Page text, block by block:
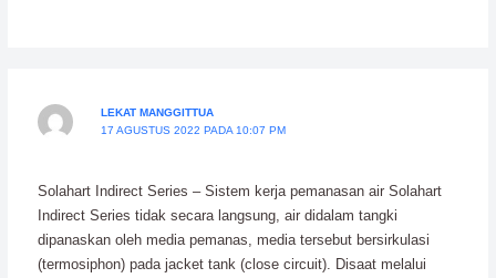
LEKAT MANGGITTUA
17 AGUSTUS 2022 PADA 10:07 PM
Solahart Indirect Series – Sistem kerja pemanasan air Solahart
Indirect Series tidak secara langsung, air didalam tangki
dipanaskan oleh media pemanas, media tersebut bersirkulasi
(termosiphon) pada jacket tank (close circuit). Disaat melalui